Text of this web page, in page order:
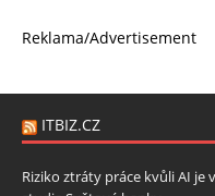
Reklama/Advertisement
ITBIZ.CZ
Riziko ztráty práce kvůli AI je